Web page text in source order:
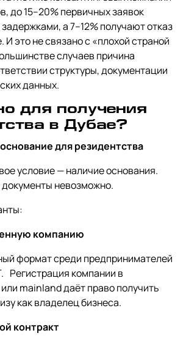
до 15–20% первичных заявок
а 7–12% получают отказ
И это не связано с «плохой страной
случаев причина
структуры, документации
данных.
для получения
в Дубае?
для резидентства
условие — наличие основания.
документы невозможно.
компанию
формат среди предпринимателей
Регистрация компании в
mainland даёт право получить
как владелец бизнеса.
контракт